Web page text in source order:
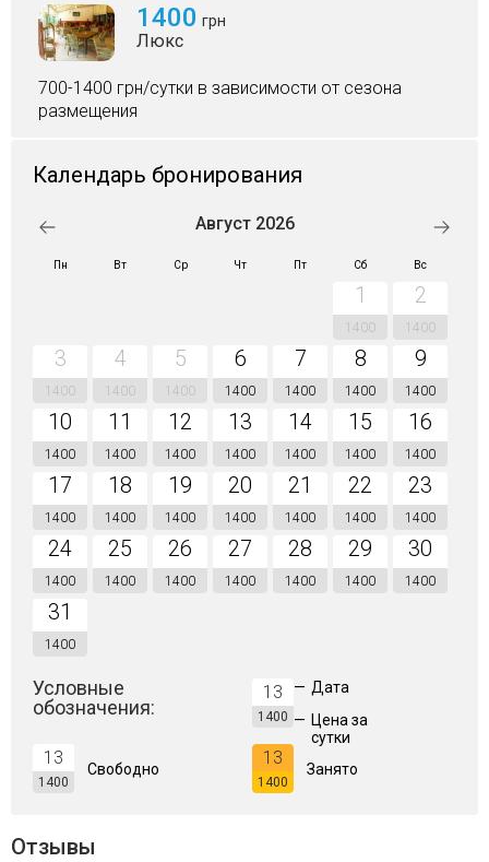
1400 грн
Люкс
700-1400 грн/сутки в зависимости от сезона
размещения
Календарь бронирования
Август 2026
Пн Вт Ср Чт Пт Сб Вс
1
1400
2
1400
3
1400
4
1400
5
1400
6
1400
7
1400
8
1400
9
1400
10
1400
11
1400
12
1400
13
1400
14
1400
15
1400
16
1400
17
1400
18
1400
19
1400
20
1400
21
1400
22
1400
23
1400
24
1400
25
1400
26
1400
27
1400
28
1400
29
1400
30
1400
31
1400
Условные
обозначения:
13
1400
— Дата
— Цена за
сутки
13
1400
Свободно
13
1400
Занято
Отзывы